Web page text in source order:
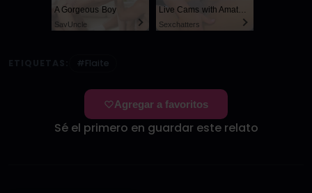
A Gorgeous Boy
SayUncle
Live Cams with Amateur Men
Sexchatters
#Flaite
Agregar a favoritos
Sé el primero en guardar este relato